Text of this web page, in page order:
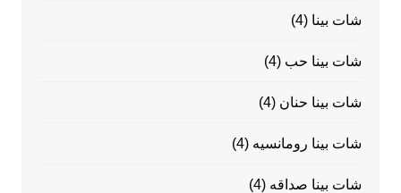
شات بينا (4)
شات بينا حب (4)
شات بينا حنان (4)
شات بينا رومانسيه (4)
شات بينا صداقه (4)